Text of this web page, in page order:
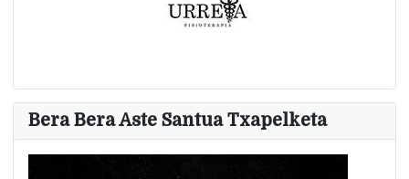
Bera Bera Aste Santua Txapelketa